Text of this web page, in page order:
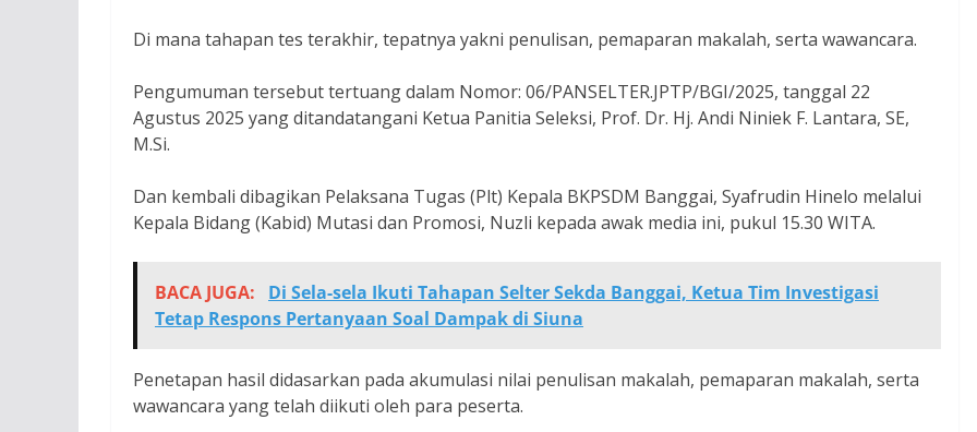
Di mana tahapan tes terakhir, tepatnya yakni penulisan, pemaparan makalah, serta wawancara.
Pengumuman tersebut tertuang dalam Nomor: 06/PANSELTER.JPTP/BGI/2025, tanggal 22
Agustus 2025 yang ditandatangani Ketua Panitia Seleksi, Prof. Dr. Hj. Andi Niniek F. Lantara, SE,
M.Si.
Dan kembali dibagikan Pelaksana Tugas (Plt) Kepala BKPSDM Banggai, Syafrudin Hinelo melalui
Kepala Bidang (Kabid) Mutasi dan Promosi, Nuzli kepada awak media ini, pukul 15.30 WITA.
BACA JUGA:
Di Sela-sela Ikuti Tahapan Selter Sekda Banggai, Ketua Tim Investigasi
Tetap Respons Pertanyaan Soal Dampak di Siuna
Penetapan hasil didasarkan pada akumulasi nilai penulisan makalah, pemaparan makalah, serta
wawancara yang telah diikuti oleh para peserta.